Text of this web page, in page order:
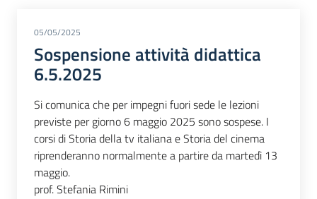
05/05/2025
Sospensione attività didattica
6.5.2025
Si comunica che per impegni fuori sede le lezioni
previste per giorno 6 maggio 2025 sono sospese. I
corsi di Storia della tv italiana e Storia del cinema
riprenderanno normalmente a partire da martedì 13
maggio.
prof. Stefania Rimini